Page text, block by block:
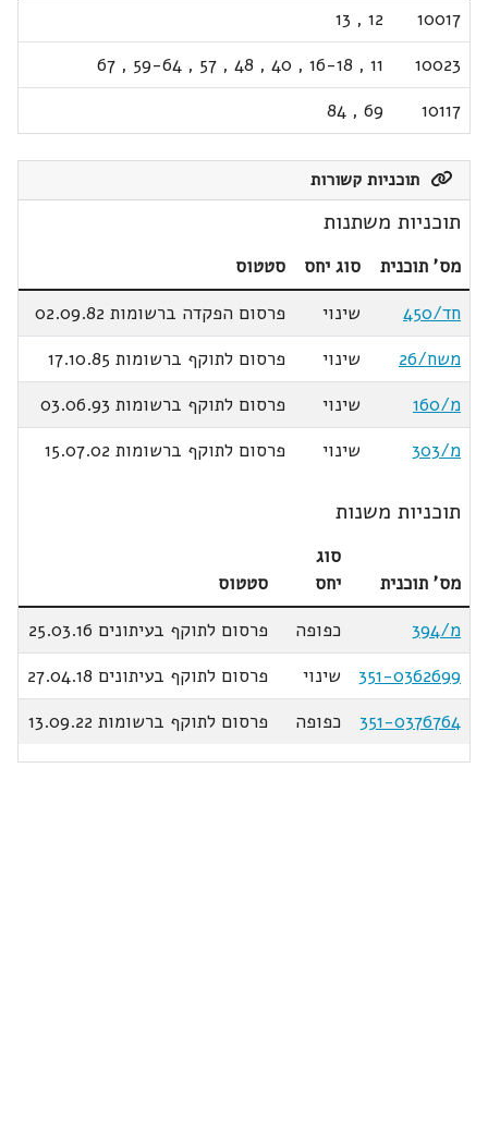
10017
12
,
13
10023
11
,
16-18
,
40
,
48
,
57
,
59-64
,
67
10117
69
,
84
תוכניות קשורות
תוכניות משתנות
מס' תוכנית סוג יחס
סטטוס
חד/450
שינוי
פרסום הפקדה ברשומות 02.09.82
משח/26
שינוי
פרסום לתוקף ברשומות 17.10.85
מ/160
שינוי
פרסום לתוקף ברשומות 03.06.93
מ/303
שינוי פרסום לתוקף ברשומות 15.07.02
תוכניות משנות
מס' תוכנית
סוג
יחס
סטטוס
מ/394
כפופה
פרסום לתוקף בעיתונים 25.03.16
351-0362699
שינוי
פרסום לתוקף בעיתונים 27.04.18
351-0376764
כפופה פרסום לתוקף ברשומות 13.09.22